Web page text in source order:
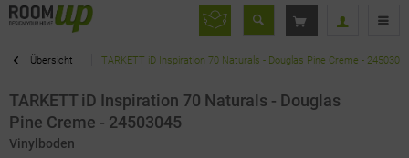
Übersicht TARKETT iD Inspiration 70 Naturals - Douglas Pine Creme -
TARKETT iD Inspiration 70 Naturals - Douglas
Pine Creme - 24503045
Vinylboden